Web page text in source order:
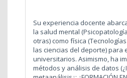
Su experiencia docente
la salud mental
otras) como física
las ciencias del deporte) para
universitarios. Asimismo, ha
métodos y análisis de datos